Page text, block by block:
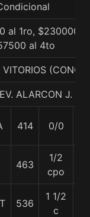
al 1ro, $230000
al 4to
(CONCE)
ALARCON J.
414 0/0
463
1/2
cpo
536
1 1/2
c